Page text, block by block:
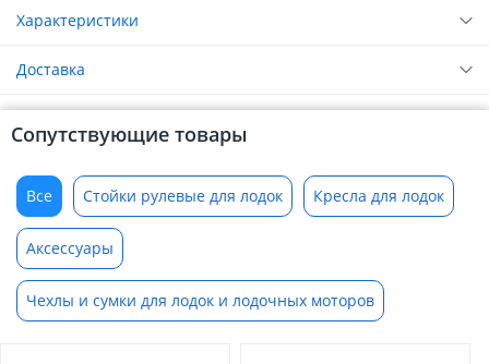
Характеристики
Доставка
Сопутствующие товары
Все Стойки рулевые для лодок Кресла для лодок
Аксессуары
Чехлы и сумки для лодок и лодочных моторов